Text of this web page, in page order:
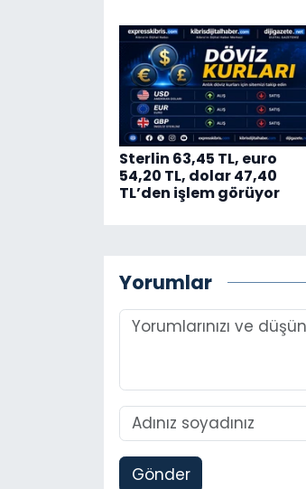
Sterlin 63,45 TL, euro
54,20 TL, dolar 47,40
TL’den işlem görüyor
Yorumlar
Gönder